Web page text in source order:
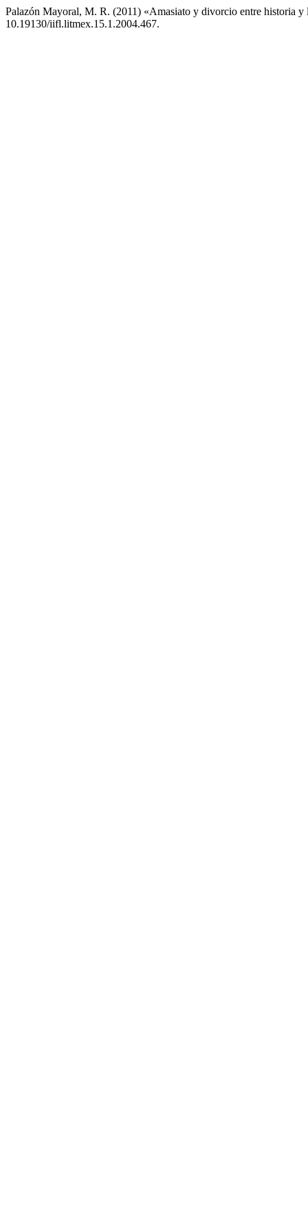
Palazón Mayoral, M. R. (2011) «Amasiato y divorcio entre historia y
10.19130/iifl.litmex.15.1.2004.467.